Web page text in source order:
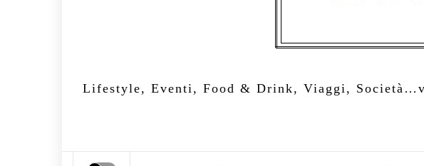
Lifestyle, Eventi, Food & Drink, Viaggi,